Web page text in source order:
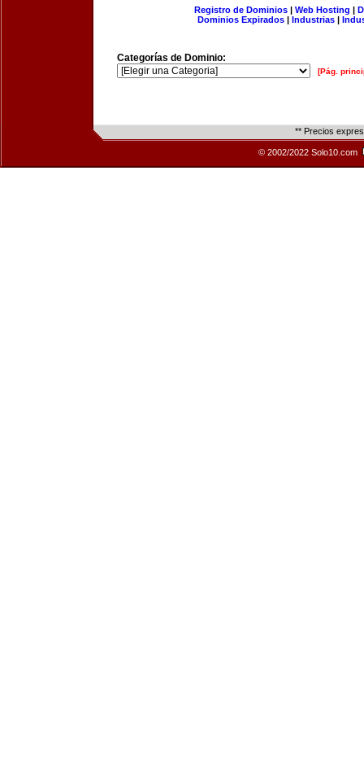
Registro de Dominios| Web Hosting |
Dominios Expirados | Industrias |
Categorías de Dominio:
[Pág.
** Precios
© 2002/2022 Solo10.com